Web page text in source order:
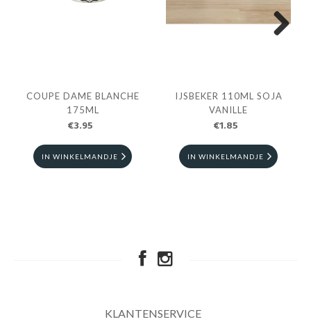
COUPE DAME BLANCHE
175ML
€3.95
IN WINKELMANDJE
IJSBEKER 110ML SOJA
VANILLE
€1.85
IN WINKELMANDJE
KLANTENSERVICE